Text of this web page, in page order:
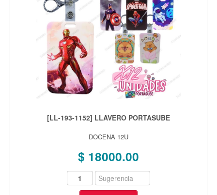
[LL-193-1152] LLAVERO PORTASUBE
DOCENA 12U
$ 18000.00